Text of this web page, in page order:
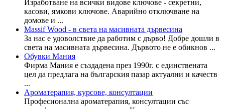
Изработване на всички видове ключове - секретни,
касови, ямкови ключове. Аварийно отключване на
домове и ...
Massif Wood - в света на масивната дървесина
За нас е удоволствие да работим с дърво! Добре дошли в
света на масивната дървесина. Дървото не е обикнов ...
Обувки Мания
Фирма Мания е създадена през 1990г. с единствената
цел да предлага на българския пазар актуални и качеств
...
Ароматерапия, курсове, консултации
Професионална ароматерапия, консултации със